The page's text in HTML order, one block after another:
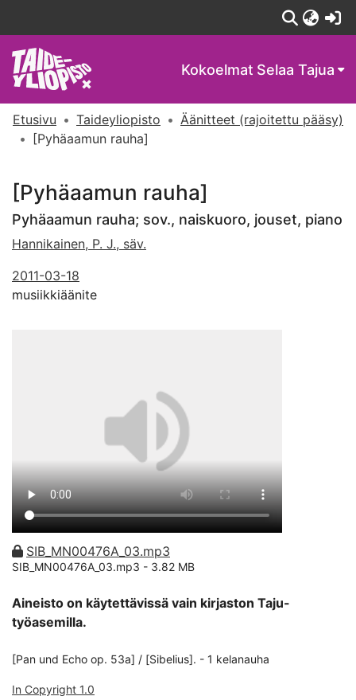
Kokoelmat Selaa Tajua
Etusivu Taideyliopisto
Äänitteet (rajoitettu pääsy)
[Pyhäaamun rauha]
[Pyhäaamun rauha]
Pyhäaamun rauha; sov., naiskuoro, jouset, piano
Hannikainen, P. J., säv.
2011-03-18
musiikkiäänite
SIB_MN00476A_03.mp3
SIB_MN00476A_03.mp3 - 3.82 MB
Aineisto on käytettävissä vain kirjaston Taju-
työasemilla.
[Pan und Echo op. 53a] / [Sibelius]. - 1 kelanauha
In Copyright 1.0